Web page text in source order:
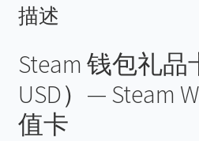
电
子
密
自
动
发
描述
Steam 钱包礼品
USD）— Steam
值卡